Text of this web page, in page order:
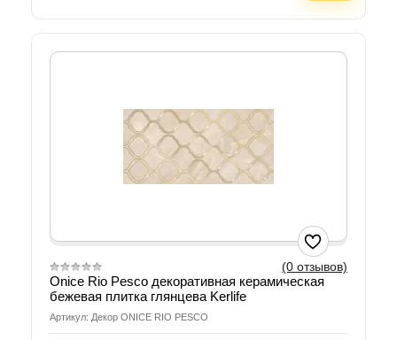
(0 отзывов)
Onice Rio Pesco декоративная керамическая
бежевая плитка глянцева Kerlife
Артикул: Декор ONICE RIO PESCO